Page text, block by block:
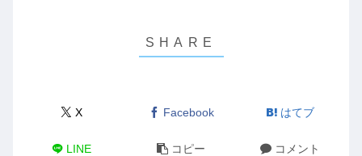
X Facebook はてブ
LINE コピー コメント